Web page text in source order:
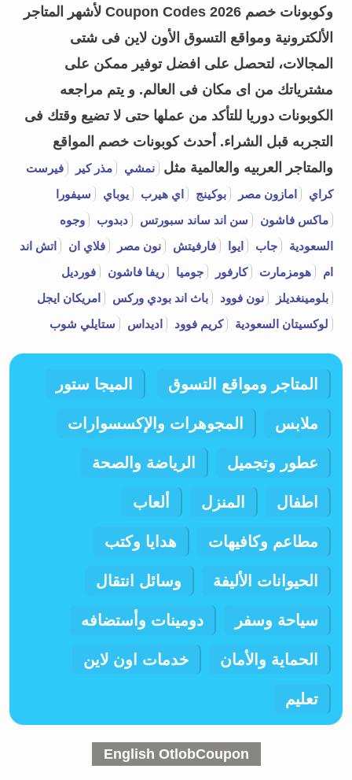
وكوبونات خصم Coupon Codes 2026 لأشهر المتاجر
الألكترونية ومواقع التسوق الأون لاين فى شتى
المجالات، لتحصل على افضل توفير ممكن على
مشترياتك من اى مكان فى العالم. و يتم مراجعه
الكوبونات دوريا للتأكد من عملها حتى لا تضيع وقتك فى
التجربه قبل الشراء. أحدث كوبونات خصم المواقع
والمتاجر العربيه والعالمية مثل
نمشي مذر كير
فيرست
كراي
امازون مصر بوكينج اي هيرب يوباي
سيفورا
ماكس فاشون
سن اند ساند سبورتس دبدوب
وجوه
السعودية
جاب ايوا فارفيتش نون مصر فلاي ان
اتش اند
ام
هومزمارت كارفور جوميا ريفا فاشون
فورديل
بلومينغديلز
نون فوود باث اند بودي وركس
امريكان ايجل
لوكسيتان السعودية
كريم فوود اديداس ستايلي شوب
المتاجر ومواقع التسوق الميجا ستور
ملابس المجوهرات والإكسسوارات
عطور وتجميل الرياضة والصحة
اطفال المنزل ألعاب
مطاعم وكافيهات هدايا وكتب
الحيوانات الأليفة وسائل انتقال
سياحة وسفر دومينات وأستضافه
الحماية والأمان خدمات اون لاين
تعليم
English OtlobCoupon